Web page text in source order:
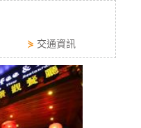
⋟ 交通資訊